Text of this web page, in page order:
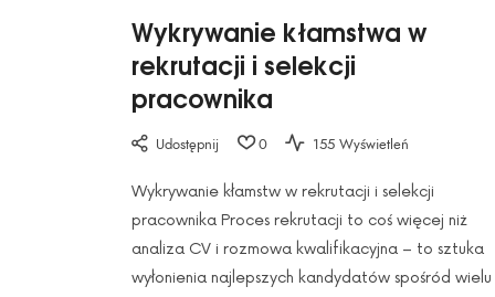
Wykrywanie kłamstwa w
rekrutacji i selekcji
pracownika
Udostępnij 0 155 Wyświetleń
Wykrywanie kłamstw w rekrutacji i selekcji
pracownika Proces rekrutacji to coś więcej niż
analiza CV i rozmowa kwalifikacyjna – to sztuka
wyłonienia najlepszych kandydatów spośród wielu